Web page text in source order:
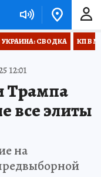
УКРАИНА: СВОДКА КП В
12:01
Трампа
все элиты
на